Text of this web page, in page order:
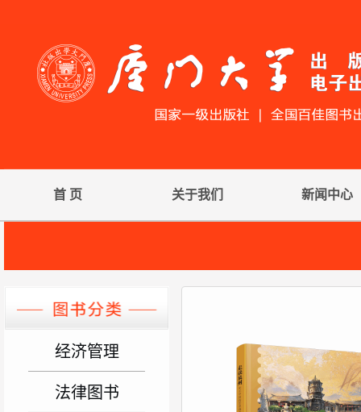
首 页 关于我们 新闻中心
经济管理
法律图书